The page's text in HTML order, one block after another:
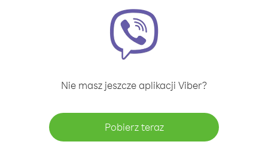
Nie masz jeszcze aplikacji Viber?
Pobierz teraz